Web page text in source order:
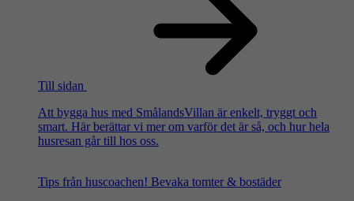
Till sidan
Att bygga hus med SmålandsVillan är enkelt, tryggt och
smart. Här berättar vi mer om varför det är så, och hur hela
husresan går till hos oss.
Tips från huscoachen! Bevaka tomter & bostäder